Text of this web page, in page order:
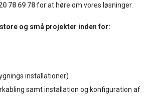
78 69 78for at høre om vores løsninger.​
og små projekter inden for:
installationer)
samt installation og konfiguration af